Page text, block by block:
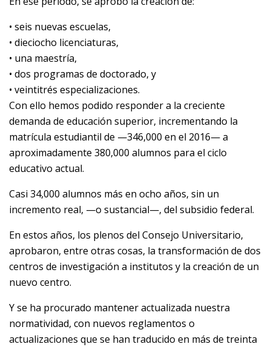
• seis nuevas escuelas,
• dieciocho licenciaturas,
• una maestría,
• dos programas de doctorado, y
• veintitrés especializaciones.
Con ello hemos podido responder a la creciente
demanda de educación superior, incrementando la
matrícula estudiantil de —346,000 en el 2016— a
aproximadamente 380,000 alumnos para el ciclo
educativo actual.
Casi 34,000 alumnos más en ocho años, sin un
incremento real, —o sustancial—, del subsidio federal.
En estos años, los plenos del Consejo Universitario,
aprobaron, entre otras cosas, la transformación de dos
centros de investigación a institutos y la creación de un
nuevo centro.
Y se ha procurado mantener actualizada nuestra
normatividad, con nuevos reglamentos o
actualizaciones que se han traducido en más de treinta